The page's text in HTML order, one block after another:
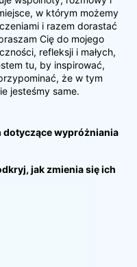
w którym możemy
i razem dorastać
Cię do mojego
refleksji i małych,
tu, by inspirować,
że w tym
jesteśmy same.
dotyczące wypróżniania
jak zmienia się ich